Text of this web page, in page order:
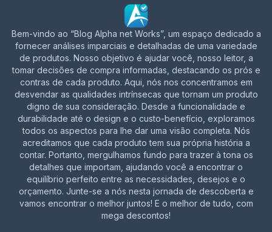
Bem-vindo ao “Blog Alpha net Works”, um espaço dedicado a
fornecer análises imparciais e detalhadas de uma variedade
de produtos. Nosso objetivo é ajudar você, nosso leitor, a
tomar decisões de compra informadas, destacando os prós e
contras de cada produto. Aqui, nós nos concentramos em
desvendar as qualidades intrínsecas que tornam um produto
digno de sua consideração. Desde a funcionalidade e
durabilidade até o design e o custo-benefício, exploramos
todos os aspectos para lhe dar uma visão completa. Nós
acreditamos que cada produto tem sua própria história a
contar. Portanto, mergulhamos fundo para trazer à tona os
detalhes que importam, ajudando você a encontrar o
equilíbrio perfeito entre as necessidades, desejos e o
orçamento. Junte-se a nós nesta jornada de descoberta e
vamos encontrar o melhor juntos! E o melhor de tudo, com
mega descontos!